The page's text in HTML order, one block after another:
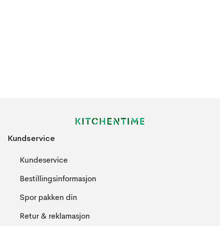
Kundservice
Kundeservice
Bestillingsinformasjon
Spor pakken din
Retur & reklamasjon